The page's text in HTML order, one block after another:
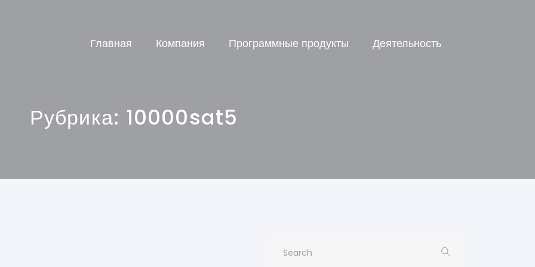
Главная Компания Программные продукты Деятельность
Рубрика: 10000sat5